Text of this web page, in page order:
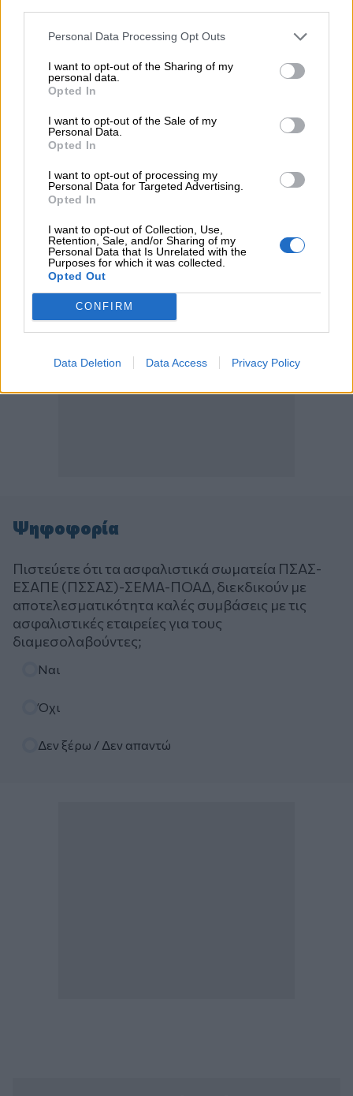
Personal Data Processing Opt Outs
I want to opt-out of the Sharing of my
personal data.
Opted In
I want to opt-out of the Sale of my
Personal Data.
Opted In
I want to opt-out of processing my
Personal Data for Targeted Advertising.
Opted In
I want to opt-out of Collection, Use,
Retention, Sale, and/or Sharing of my
Personal Data that Is Unrelated with the
Purposes for which it was collected.
Opted Out
CONFIRM
Data Deletion Data Access Privacy Policy
Ε.Ε και παράνομη μετανάστευση: προτάσεις και δράσεις με
05.08.2026
05.08.2026
διαμεσολαβητών
ΠΕΡΙΣΣΟΤΕΡΑ
Ψηφοφορία
Πιστεύετε ότι τα ασφαλιστικά σωματεία ΠΣΑΣ-
ΕΣΑΠΕ (ΠΣΣΑΣ)-ΣΕΜΑ-ΠΟΑΔ, διεκδικούν με
αποτελεσματικότητα καλές συμβάσεις με τις
ασφαλιστικές εταιρείες για τους
διαμεσολαβούντες;
Ναι
Όχι
Δεν ξέρω / Δεν απαντώ